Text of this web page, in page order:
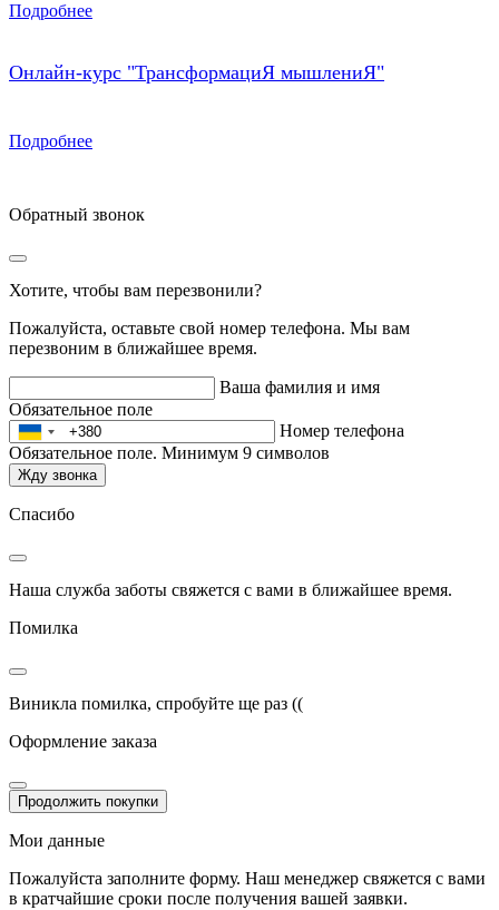
Подробнее
Онлайн-курс "ТрансформациЯ мышлениЯ"
Подробнее
Обратный звонок
Хотите, чтобы вам перезвонили?
Пожалуйста, оставьте свой номер телефона. Мы вам
перезвоним в ближайшее время.
Ваша фамилия и имя
Обязательное поле
Номер телефона
Обязательное поле. Минимум 9 символов
Жду звонка
Спасибо
Наша служба заботы свяжется с вами в ближайшее время.
Помилка
Виникла помилка, спробуйте ще раз ((
Оформление заказа
Продолжить покупки
Мои данные
Пожалуйста заполните форму. Наш менеджер свяжется с вами
в кратчайшие сроки после получения вашей заявки.